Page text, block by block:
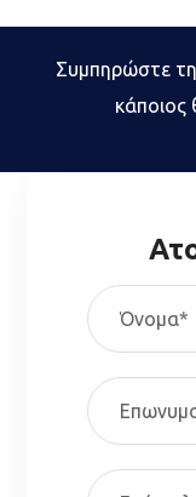
Συμπηρώστε
κάποιος